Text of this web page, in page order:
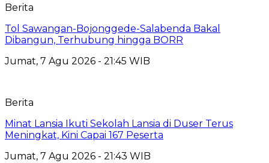
Berita
Tol Sawangan-Bojonggede-Salabenda Bakal
Dibangun, Terhubung hingga BORR
Jumat, 7 Agu 2026 - 21:45 WIB
Berita
Minat Lansia Ikuti Sekolah Lansia di Duser Terus
Meningkat, Kini Capai 167 Peserta
Jumat, 7 Agu 2026 - 21:43 WIB